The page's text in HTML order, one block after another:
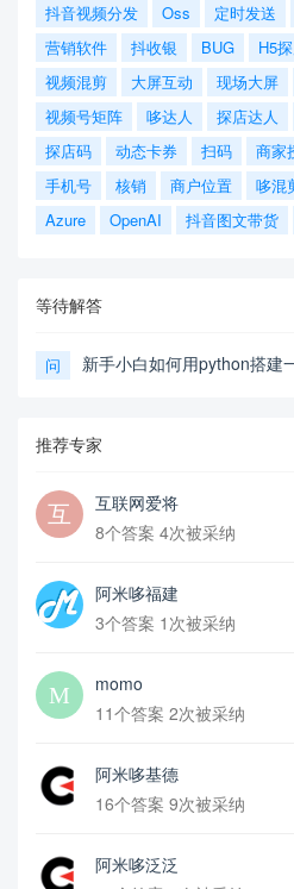
抖音视频分发
Oss 定时发送
营销软件
抖收银 BUG H5
视频混剪
大屏互动 现场大屏
视频号矩阵
哆达人 探店达人
探店码
动态卡券 扫码 商家
手机号
核销 商户位置 哆混
Azure
OpenAI 抖音图文带货
等待解答
问 新手小白如何用python搭建
推荐专家
互联网爱将
8个答案 4次被采纳
阿米哆福建
3个答案 1次被采纳
momo
11个答案 2次被采纳
阿米哆基德
16个答案 9次被采纳
阿米哆泛泛